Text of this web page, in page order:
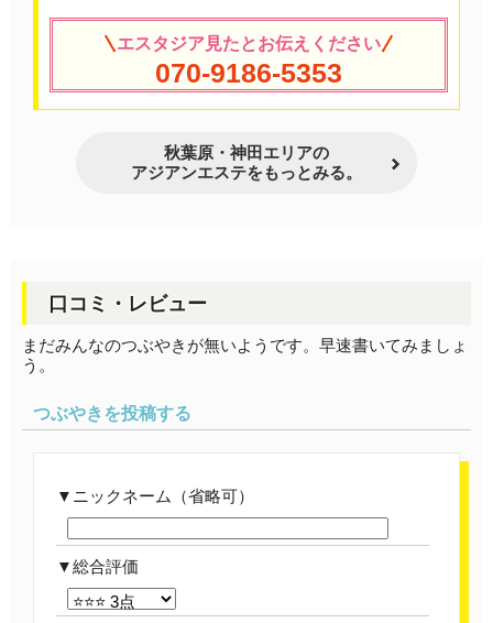
エスタジア見たとお伝えください
070-9186-5353
秋葉原・神田エリアの
アジアンエステをもっとみる。
口コミ・レビュー
まだみんなのつぶやきが無いようです。早速書いてみましょ
う。
つぶやきを投稿する
ニックネーム（省略可）
総合評価